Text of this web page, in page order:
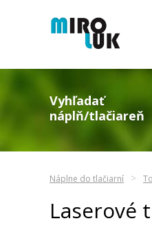
Vyhľadať
náplň/tlačiareň
Náplne do tlačiarní
Laserové